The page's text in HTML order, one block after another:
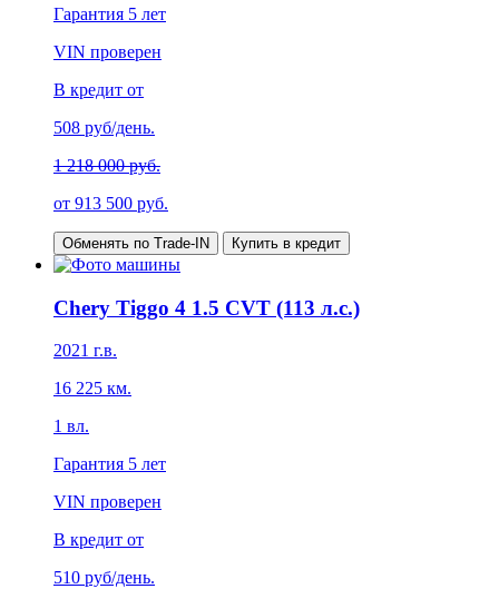
Гарантия 5 лет
VIN проверен
В кредит от
508 руб/день.
1 218 000 руб.
от 913 500 руб.
Обменять по Trade-IN Купить в кредит
Chery Tiggo 4 1.5 CVT (113 л.с.)
2021 г.в.
16 225 км.
1 вл.
Гарантия 5 лет
VIN проверен
В кредит от
510 руб/день.